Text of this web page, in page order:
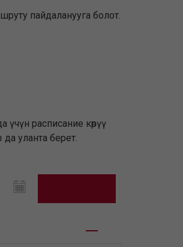
пайдаланууга болот.
расписание көрүү
уланта берет.